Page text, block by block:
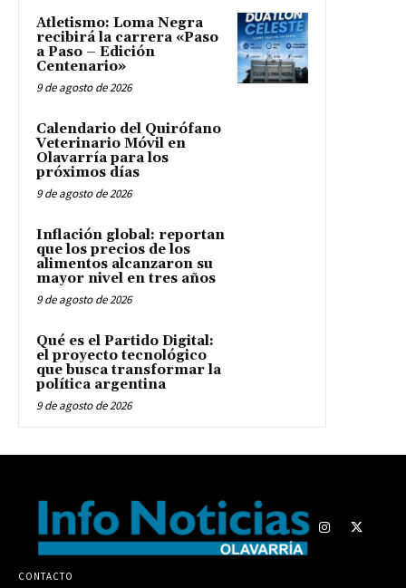
Atletismo: Loma Negra
recibirá la carrera «Paso
a Paso – Edición
Centenario»
9 de agosto de 2026
Calendario del Quirófano
Veterinario Móvil en
Olavarría para los
próximos días
9 de agosto de 2026
Inflación global: reportan
que los precios de los
alimentos alcanzaron su
mayor nivel en tres años
9 de agosto de 2026
Qué es el Partido Digital:
el proyecto tecnológico
que busca transformar la
política argentina
9 de agosto de 2026
CONTACTO